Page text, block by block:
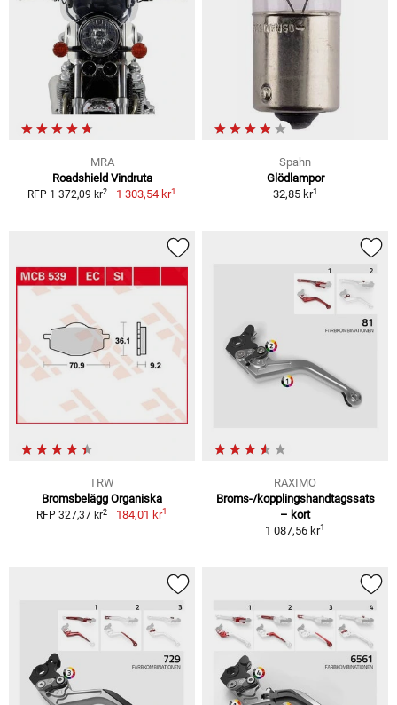
MRA
Roadshield Vindruta
RFP 1 372,09 kr2 1 303,54 kr1
Spahn
Glödlampor
32,85 kr1
TRW
Bromsbelägg Organiska
RFP 327,37 kr2 184,01 kr1
RAXIMO
Broms-/kopplingshandtagssats
– kort
1 087,56 kr1